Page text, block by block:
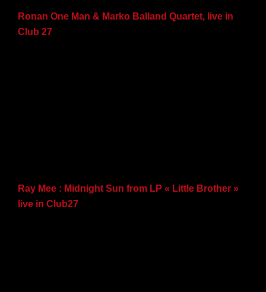
Ronan One Man & Marko Balland Quartet, live in
Club 27
Ray Mee : Midnight Sun from LP « Little Brother »
live in Club27